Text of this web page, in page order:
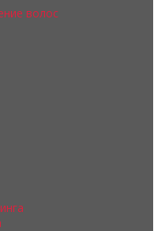
волос